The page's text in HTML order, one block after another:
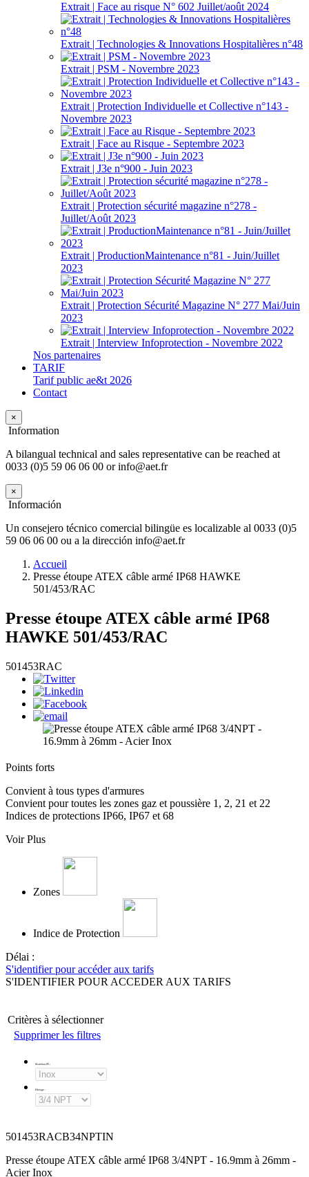
Extrait | Face au risque N° 602 Juillet/août 2024
Extrait | Technologies & Innovations Hospitalières n°48
Extrait | PSM - Novembre 2023
Extrait | Protection Individuelle et Collective n°143 -
Novembre 2023
Extrait | Face au Risque - Septembre 2023
Extrait | J3e n°900 - Juin 2023
Extrait | Protection sécurité magazine n°278 -
Juillet/Août 2023
Extrait | ProductionMaintenance n°81 - Juin/Juillet
2023
Extrait | Protection Sécurité Magazine N° 277 Mai/Juin
2023
Extrait | Interview Infoprotection - Novembre 2022
Nos partenaires
TARIF
Tarif public ae&t 2026
Contact
×
Information
A bilangual technical and sales representative can be reached at
0033 (0)5 59 06 06 00 or info@aet.fr
×
Información
Un consejero técnico comercial bilingüe es localizable al 0033 (0)5
59 06 06 00 ou a la dirección info@aet.fr
Accueil
Presse étoupe ATEX câble armé IP68 HAWKE
501/453/RAC
Presse étoupe ATEX câble armé IP68
HAWKE 501/453/RAC
501453RAC
Points forts
Convient à tous types d'armures
Convient pour toutes les zones gaz et poussière 1, 2, 21 et 22
Indices de protections IP66, IP67 et 68
Voir Plus
Zones
Indice de Protection
Délai :
S'identifier pour accéder aux tarifs
S'IDENTIFIER POUR ACCEDER AUX TARIFS
Critères à sélectionner
Supprimer les filtres
Matériau PE :
Filetage :
501453RACB34NPTIN
Presse étoupe ATEX câble armé IP68 3/4NPT - 16.9mm à 26mm -
Acier Inox